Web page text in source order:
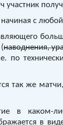
участник
с
наводнения,
по
так же
в каком-
в